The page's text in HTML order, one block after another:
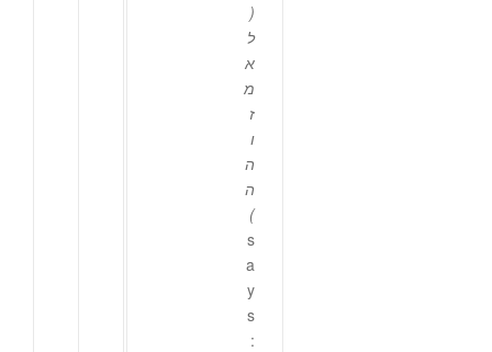
(
ל
א
מ
ז
ו
ה
ה
)
s
a
y
s
: